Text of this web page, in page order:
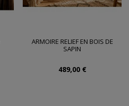
ARMOIRE RELIEF EN BOIS DE
SAPIN
489,00 €